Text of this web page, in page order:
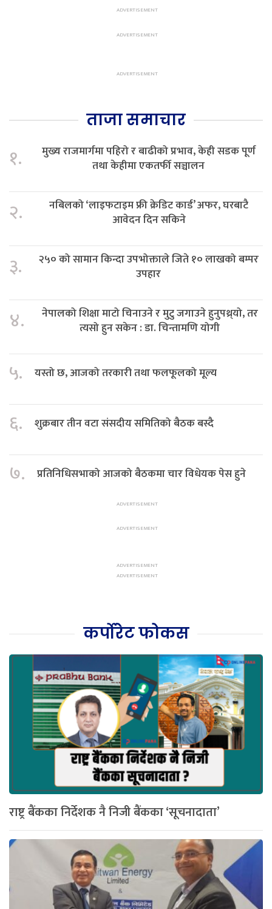
ताजा समाचार
१.
मुख्य राजमार्गमा पहिरो र बाढीको प्रभाव, केही सडक पूर्ण
तथा केहीमा एकतर्फी सञ्चालन
२.
नबिलको ‘लाइफटाइम फ्री क्रेडिट कार्ड’ अफर, घरबाटै
आवेदन दिन सकिने
३.
२५० को सामान किन्दा उपभोक्ताले जिते १० लाखको बम्पर
उपहार
४.
नेपालको शिक्षा माटो चिनाउने र मुटु जगाउने हुनुपथ्र्यो, तर
त्यसो हुन सकेन : डा. चिन्तामणि योगी
५. यस्तो छ, आजको तरकारी तथा फलफूलको मूल्य
६. शुक्रबार तीन वटा संसदीय समितिको बैठक बस्दै
७. प्रतिनिधिसभाको आजको बैठकमा चार विधेयक पेस हुने
कर्पोरेट फोकस
राष्ट्र बैंकका निर्देशक नै निजी बैंकका ‘सूचनादाता’